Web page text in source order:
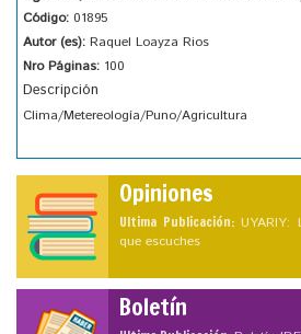
Código: 01895
Autor (es): Raquel Loayza Rios
Nro Páginas: 100
Descripción
Clima/Metereología/Puno/Agricultura
Opiniones
Ultima Publicación:
que escuches
Boletín